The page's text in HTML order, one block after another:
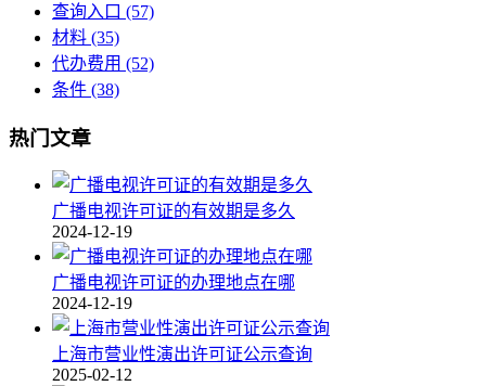
查询入口 (57)
材料 (35)
代办费用 (52)
条件 (38)
热门文章
广播电视许可证的有效期是多久
2024-12-19
广播电视许可证的办理地点在哪
2024-12-19
上海市营业性演出许可证公示查询
2025-02-12